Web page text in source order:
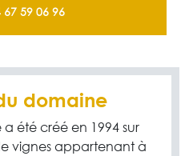
67 59 06 96
domaine
été créé en 1994 sur
vignes appartenant à